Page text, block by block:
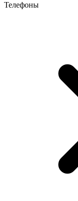
Телефоны